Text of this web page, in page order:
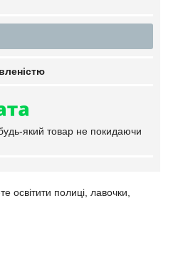
який товар не покидаючи
освітити полиці, лавочки,